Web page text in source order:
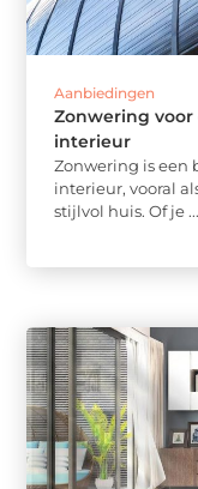
Aanbiedingen
Zonwering
interieur
Zonwering is een
interieur, vooral
stijlvol huis. Of je ...